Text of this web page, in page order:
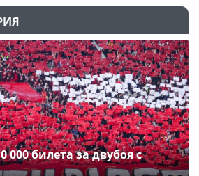
000 билета за двубоя с